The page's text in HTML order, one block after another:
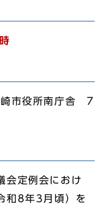
市役所南庁舎 7
会定例会におけ
和8年3月頃）を